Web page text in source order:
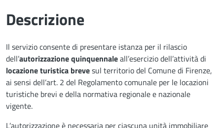
Descrizione
Il servizio consente di presentare istanza per il rilascio
dell’autorizzazione quinquennaleall’esercizio dell’attività di
locazione turistica brevesul territorio del Comune di Firenze,
ai sensi dell’art. 2 del Regolamento comunale per le locazioni
turistiche brevi e della normativa regionale e nazionale
vigente.
L’autorizzazione è necessaria per ciascuna unità immobiliare